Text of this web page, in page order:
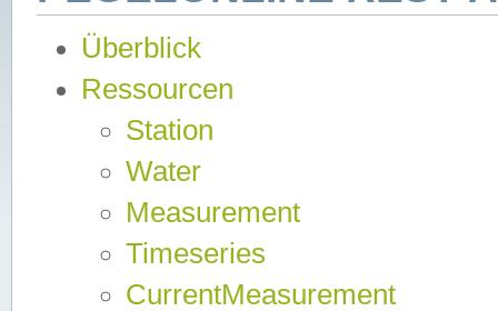
Überblick
Ressourcen
Station
Water
Measurement
Timeseries
CurrentMeasurement